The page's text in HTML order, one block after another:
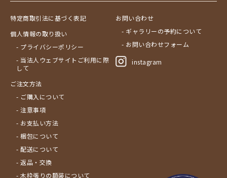
特定商取引法に基づく表記
個人情報の取り扱い
- プライバシーポリシー
- 当法人ウェブサイトご利用に際
して
ご注文方法
- ご購入について
- 注意事項
- お支払い方法
- 梱包について
- 配送について
- 返品・交換
- 木枠張りの額装について
お問い合わせ
- ギャラリーの予約について
- お問い合わせフォーム
instagram